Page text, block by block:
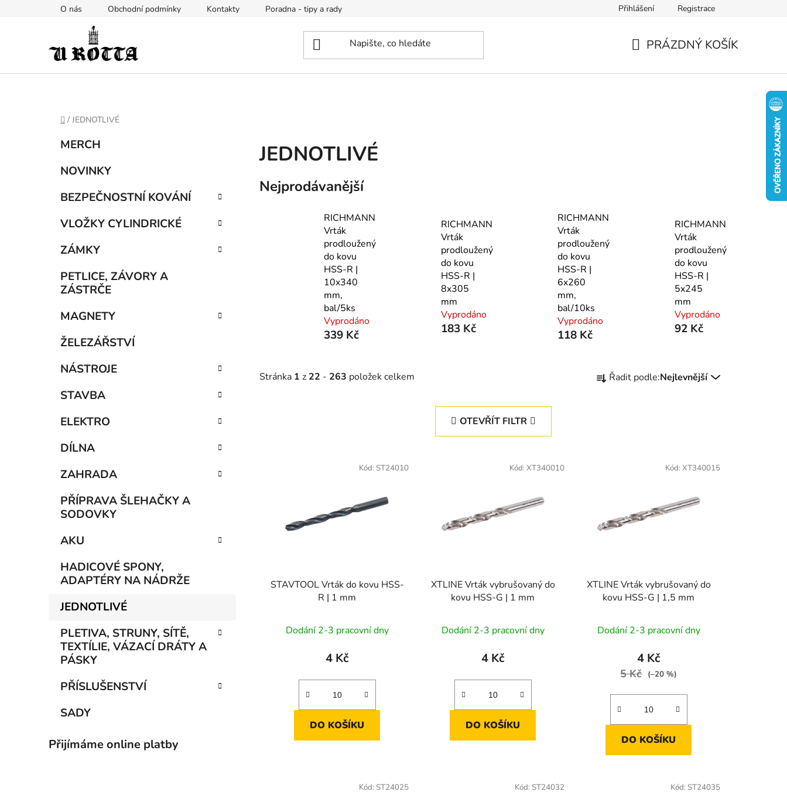
O nás Obchodní podmínky Kontakty Poradna - tipy a rady Přihlášení Registrace
PRÁZDNÝ KOŠÍK
DOMŮ
/ JEDNOTLIVÉ
Přeskočit
kategorie
MERCH
NOVINKY
BEZPEČNOSTNÍ KOVÁNÍ
VLOŽKY CYLINDRICKÉ
ZÁMKY
PETLICE, ZÁVORY A
ZÁSTRČE
MAGNETY
ŽELEZÁŘSTVÍ
NÁSTROJE
STAVBA
ELEKTRO
DÍLNA
ZAHRADA
PŘÍPRAVA ŠLEHAČKY A
SODOVKY
AKU
HADICOVÉ SPONY,
ADAPTÉRY NA NÁDRŽE
JEDNOTLIVÉ
PLETIVA, STRUNY, SÍTĚ,
TEXTÍLIE, VÁZACÍ DRÁTY A
PÁSKY
PŘÍSLUŠENSTVÍ
SADY
Přijímáme online platby
JEDNOTLIVÉ
Nejprodávanější
RICHMANN
Vrták
prodloužený
do kovu
HSS-R |
10x340
mm,
bal/5ks
Vyprodáno
339 Kč
RICHMANN
Vrták
prodloužený
do kovu
HSS-R |
8x305
mm
Vyprodáno
183 Kč
RICHMANN
Vrták
prodloužený
do kovu
HSS-R |
6x260
mm,
bal/10ks
Vyprodáno
118 Kč
RICHMANN
Vrták
prodloužený
do kovu
HSS-R |
5x245
mm
Vyprodáno
92 Kč
Stránka 1 z 22 - 263 položek celkem
a
u
k
Řadit podle:Nejlevnější
OTEVŘÍT FILTR
STAVTOOL Vrták do kovu HSS-
R | 1 mm
Dodání 2-3 pracovní dny
4 Kč
DO KOŠÍKU
Kód: ST24010
XTLINE Vrták vybrušovaný do
kovu HSS-G | 1 mm
Dodání 2-3 pracovní dny
4 Kč
DO KOŠÍKU
Kód: XT340010
XTLINE Vrták vybrušovaný do
kovu HSS-G | 1,5 mm
Dodání 2-3 pracovní dny
4 Kč
5 Kč (–20 %)
DO KOŠÍKU
Kód: XT340015
Kód: ST24025 Kód: ST24032 Kód: ST24035